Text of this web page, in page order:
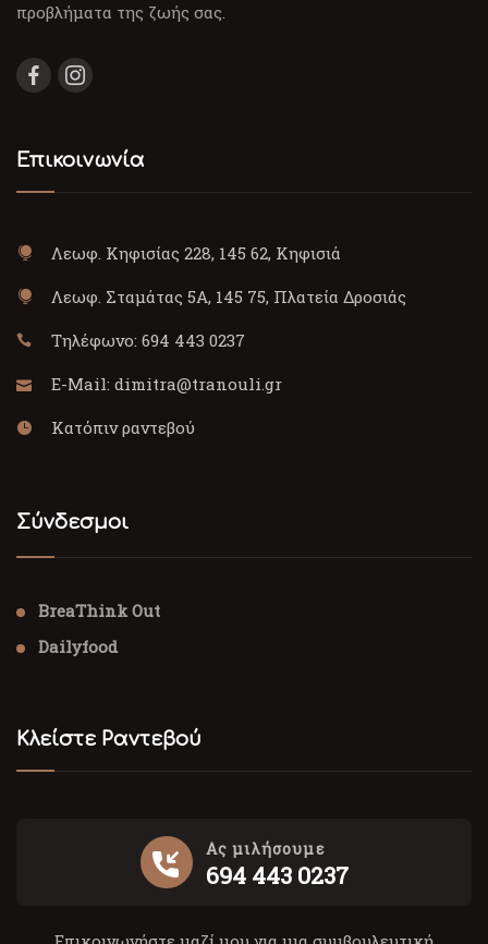
προβλήματα της ζωής σας.
Επικοινωνία
Λεωφ. Κηφισίας 228, 145 62, Κηφισιά
Λεωφ. Σταμάτας 5Α, 145 75, Πλατεία Δροσιάς
Τηλέφωνο: 694 443 0237
E-Mail: dimitra@tranouli.gr
Κατόπιν ραντεβού
Σύνδεσμοι
BreaThink Out
Dailyfood
Κλείστε Ραντεβού
Ας μιλήσουμε
694 443 0237